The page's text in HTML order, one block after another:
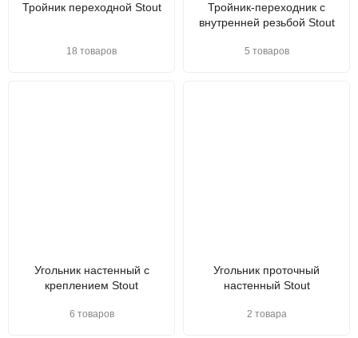
Тройник переходной Stout
18 товаров
Тройник-переходник с
внутренней резьбой Stout
5 товаров
Угольник настенный с
креплением Stout
6 товаров
Угольник проточный
настенный Stout
2 товара